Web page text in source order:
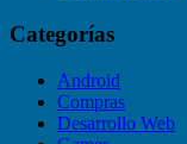
Categorías
Android
Compras
Desarrollo Web